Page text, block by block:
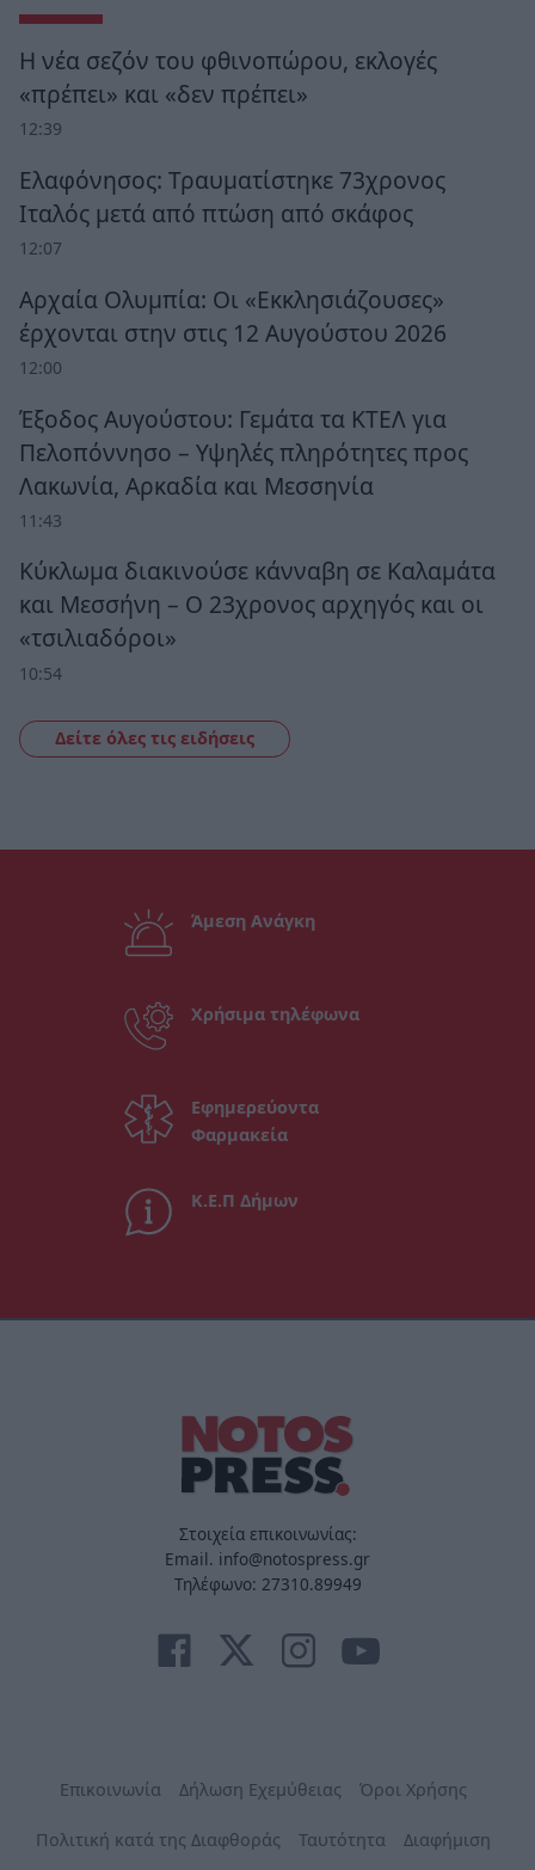
Η νέα σεζόν του φθινοπώρου, εκλογές
«πρέπει» και «δεν πρέπει»
12:39
Ελαφόνησος: Τραυματίστηκε 73χρονος
Ιταλός μετά από πτώση από σκάφος
12:07
Αρχαία Ολυμπία: Οι «Εκκλησιάζουσες»
έρχονται στην στις 12 Αυγούστου 2026
12:00
Έξοδος Αυγούστου: Γεμάτα τα ΚΤΕΛ για
Πελοπόννησο – Υψηλές πληρότητες προς
Λακωνία, Αρκαδία και Μεσσηνία
11:43
Κύκλωμα διακινούσε κάνναβη σε Καλαμάτα
και Μεσσήνη – Ο 23χρονος αρχηγός και οι
«τσιλιαδόροι»
10:54
Δείτε όλες τις ειδήσεις
Άμεση Ανάγκη
Χρήσιμα τηλέφωνα
Εφημερεύοντα
Φαρμακεία
Κ.Ε.Π Δήμων
Στοιχεία επικοινωνίας:
Email. info@notospress.gr
Τηλέφωνο: 27310.89949
Επικοινωνία Δήλωση Εχεμύθειας Όροι Χρήσης
Πολιτική κατά της Διαφθοράς Ταυτότητα Διαφήμιση